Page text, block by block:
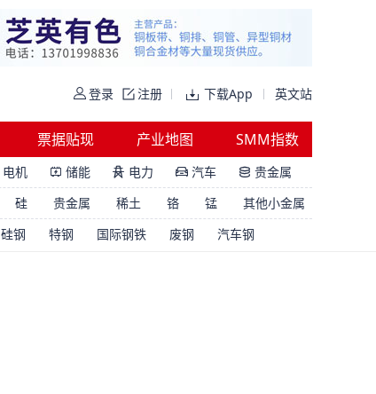
登录 注册 下载App 英文站
票据贴现 产业地图 SMM指数
电机  储能  电力  汽车  贵金属
硅 贵金属 稀土 铬 锰
其他小金属
硅钢 特钢 国际钢铁 废钢 汽车钢